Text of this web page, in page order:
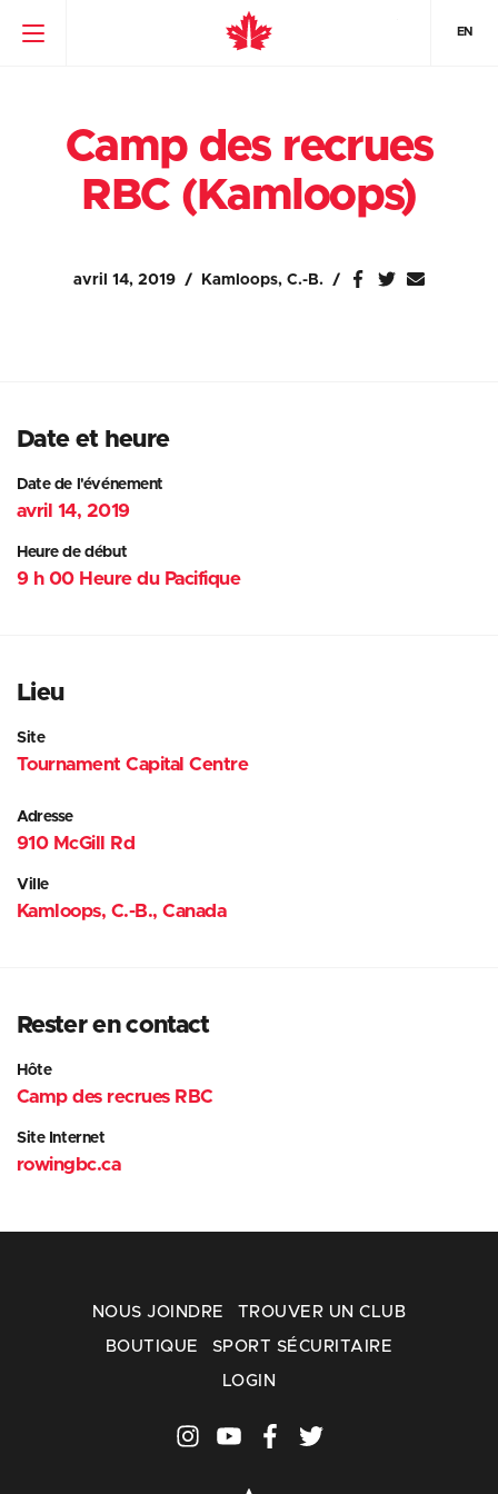
EN
Camp des recrues
RBC (Kamloops)
avril 14, 2019 Kamloops, C.-B.
Date et heure
Date de l'événement
avril 14, 2019
Heure de début
9 h 00 Heure du Pacifique
Lieu
Site
Tournament Capital Centre
Adresse
910 McGill Rd
Ville
Kamloops, C.-B., Canada
Rester en contact
Hôte
Camp des recrues RBC
Site Internet
rowingbc.ca
NOUS JOINDRE TROUVER UN CLUB
BOUTIQUE SPORT SÉCURITAIRE
LOGIN